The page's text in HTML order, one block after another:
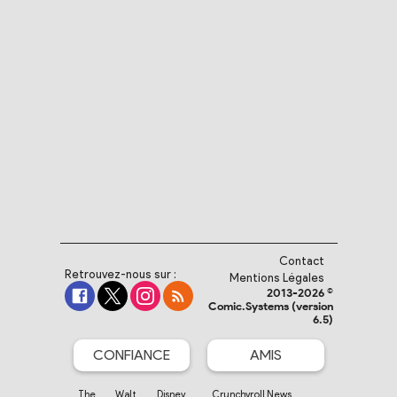
Retrouvez-nous sur :
Contact
Mentions Légales
2013-2026 ©
Comic.Systems (version
6.5)
CONFIANCE AMIS